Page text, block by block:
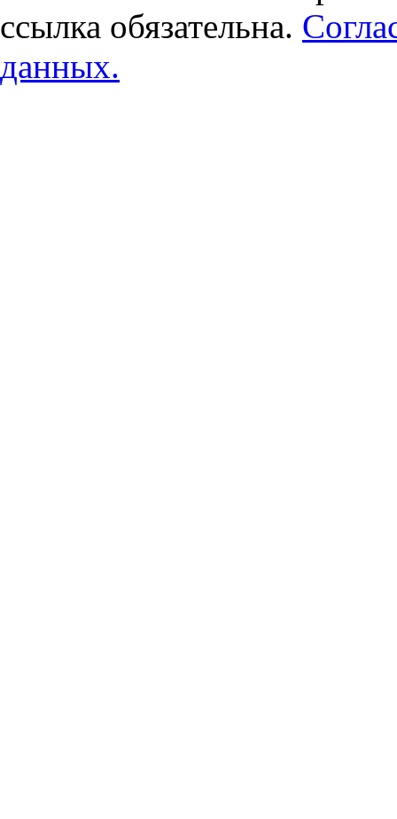
ссылка обязательна.
данных.